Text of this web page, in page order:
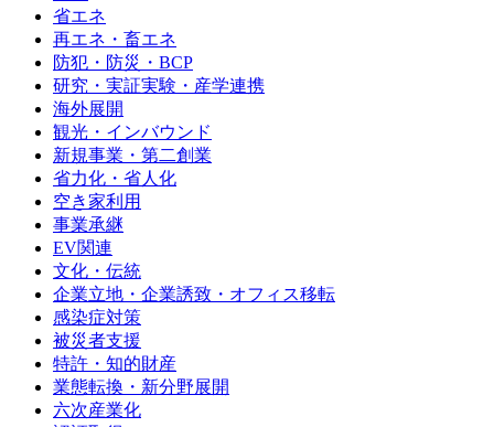
省エネ
再エネ・畜エネ
防犯・防災・BCP
研究・実証実験・産学連携
海外展開
観光・インバウンド
新規事業・第二創業
省力化・省人化
空き家利用
事業承継
EV関連
文化・伝統
企業立地・企業誘致・オフィス移転
感染症対策
被災者支援
特許・知的財産
業態転換・新分野展開
六次産業化